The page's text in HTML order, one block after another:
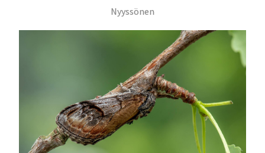
Nyyssönen